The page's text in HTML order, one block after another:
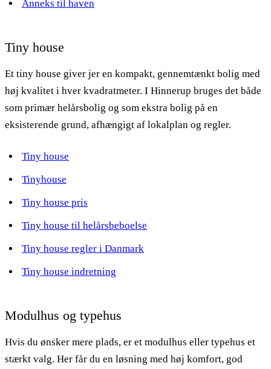
Anneks til haven
Tiny house
Et tiny house giver jer en kompakt, gennemtænkt bolig med
høj kvalitet i hver kvadratmeter. I Hinnerup bruges det både
som primær helårsbolig og som ekstra bolig på en
eksisterende grund, afhængigt af lokalplan og regler.
Tiny house
Tinyhouse
Tiny house pris
Tiny house til helårsbeboelse
Tiny house regler i Danmark
Tiny house indretning
Modulhus og typehus
Hvis du ønsker mere plads, er et modulhus eller typehus et
stærkt valg. Her får du en løsning med høj komfort, god